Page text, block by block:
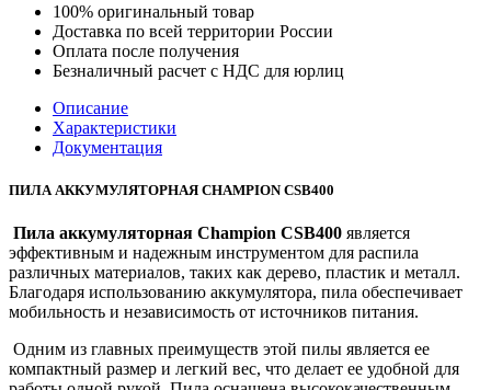
100% оригинальный товар
Доставка по всей территории России
Оплата после получения
Безналичный расчет с НДС для юрлиц
Описание
Характеристики
Документация
ПИЛА АККУМУЛЯТОРНАЯ CHAMPION CSB400
Пила аккумуляторная Champion CSB400 является
эффективным и надежным инструментом для распила
различных материалов, таких как дерево, пластик и металл.
Благодаря использованию аккумулятора, пила обеспечивает
мобильность и независимость от источников питания.
Одним из главных преимуществ этой пилы является ее
компактный размер и легкий вес, что делает ее удобной для